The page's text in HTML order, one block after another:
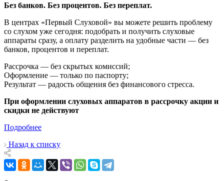
Без банков. Без процентов. Без переплат.
В центрах «Первый Слуховой» вы можете решить проблему
со слухом уже сегодня: подобрать и получить слуховые
аппараты сразу, а оплату разделить на удобные части — без
банков, процентов и переплат.
Рассрочка — без скрытых комиссий;
Оформление — только по паспорту;
Результат — радость общения без финансового стресса.
При оформлении слуховых аппаратов в рассрочку акции и
скидки не действуют
Подробнее
Назад к списку